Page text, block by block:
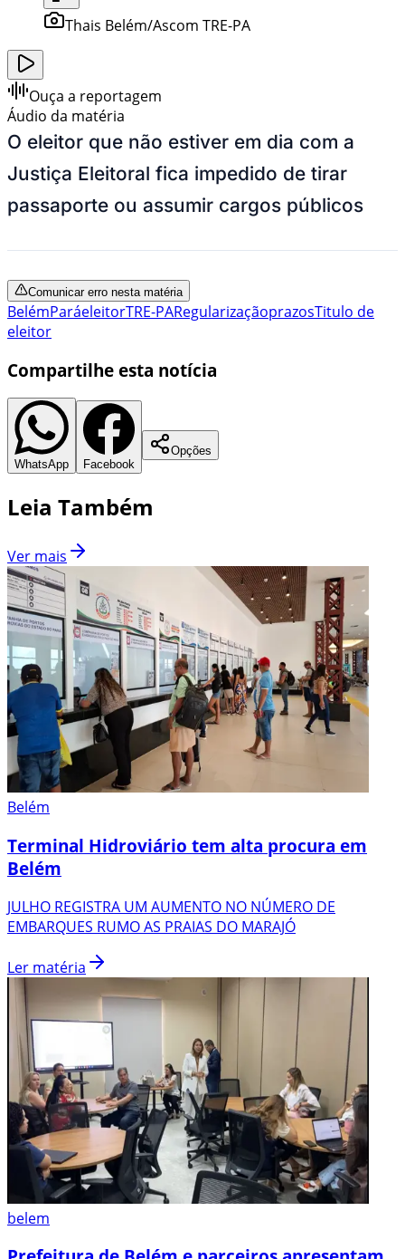
Thais Belém/Ascom TRE-PA
Ouça a reportagem
Áudio da matéria
O eleitor que não estiver em dia com a
Justiça Eleitoral fica impedido de tirar
passaporte ou assumir cargos públicos
Comunicar erro nesta matéria
BelémParáeleitorTRE-PARegularizaçãoprazosTitulo de
eleitor
Compartilhe esta notícia
WhatsApp Facebook
Opções
Leia Também
Ver mais
Belém
Terminal Hidroviário tem alta procura em
Belém
JULHO REGISTRA UM AUMENTO NO NÚMERO DE
EMBARQUES RUMO AS PRAIAS DO MARAJÓ
Ler matéria
belem